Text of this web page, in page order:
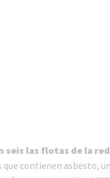
seis las flotas de la red
que contienen asbesto,